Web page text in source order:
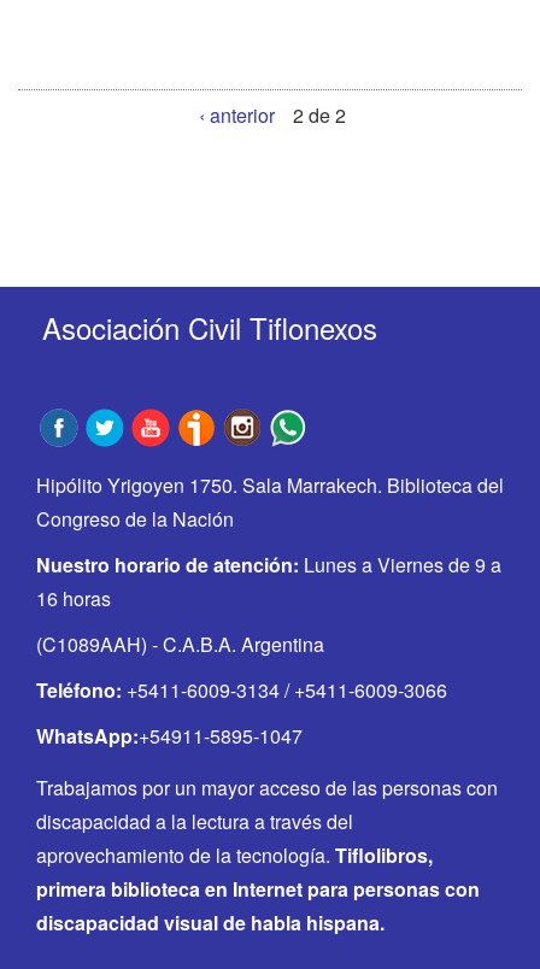
‹ anterior 2 de 2
Asociación Civil Tiflonexos
Hipólito Yrigoyen 1750. Sala Marrakech. Biblioteca del
Congreso de la Nación
Nuestro horario de atención: Lunes a Viernes de 9 a
16 horas
(C1089AAH) - C.A.B.A. Argentina
Teléfono: +5411-6009-3134 / +5411-6009-3066
WhatsApp:+54911-5895-1047
Trabajamos por un mayor acceso de las personas con
discapacidad a la lectura a través del
aprovechamiento de la tecnología. Tiflolibros,
primera biblioteca en Internet para personas con
discapacidad visual de habla hispana.